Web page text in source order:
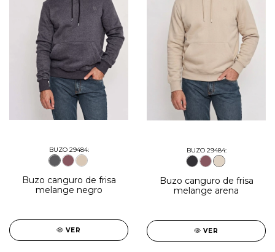
BUZO 29484:
Buzo canguro de frisa
melange negro
VER
BUZO 29484:
Buzo canguro de frisa
melange arena
VER